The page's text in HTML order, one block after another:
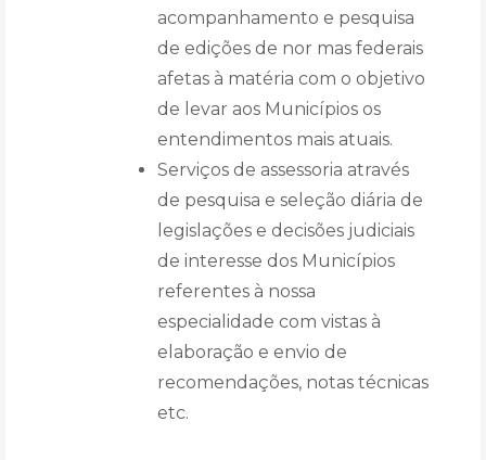
acompanhamento e pesquisa
de edições de nor mas federais
afetas à matéria com o objetivo
de levar aos Municípios os
entendimentos mais atuais.
Serviços de assessoria através
de pesquisa e seleção diária de
legislações e decisões judiciais
de interesse dos Municípios
referentes à nossa
especialidade com vistas à
elaboração e envio de
recomendações, notas técnicas
etc.